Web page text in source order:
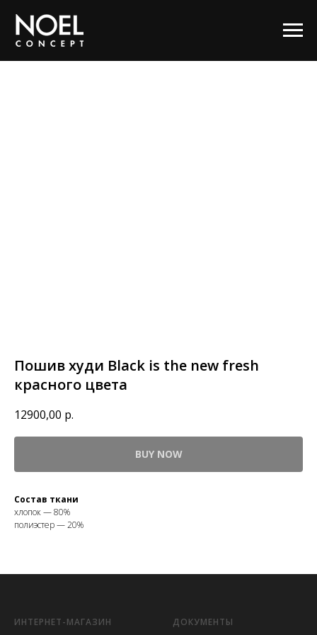
Пошив худи Black is the new fresh
красного цвета
12900,00 р.
BUY NOW
Состав ткани
хлопок — 80%
полиэстер — 20%
ИНТЕРНЕТ-МАГАЗИН ДОКУМЕНТЫ